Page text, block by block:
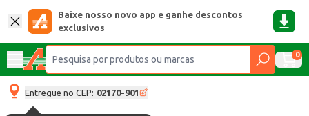
Baixe nosso novo app e ganhe descontos
exclusivos
0
Entregue no CEP: 02170-901